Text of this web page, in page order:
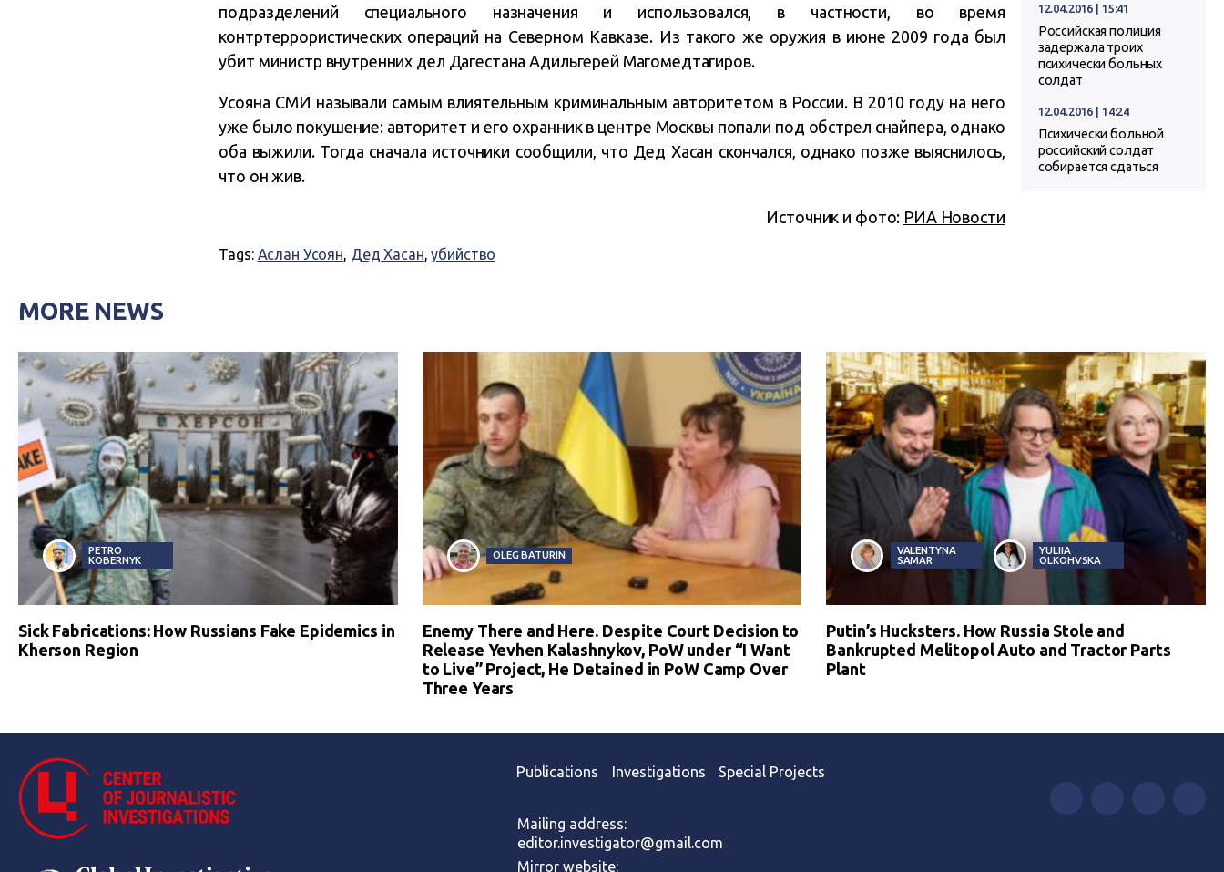
подразделений специального назначения и использовался, в частности, во время
контртеррористических операций на Северном Кавказе. Из такого же оружия в июне 2009 года был
убит министр внутренних дел Дагестана Адильгерей Магомедтагиров.
Усояна СМИ называли самым влиятельным криминальным авторитетом в России. В 2010 году на него
уже было покушение: авторитет и его охранник в центре Москвы попали под обстрел снайпера, однако
оба выжили. Тогда сначала источники сообщили, что Дед Хасан скончался, однако позже выяснилось,
что он жив.
Источник и фото: РИА Новости
Tags: Аслан Усоян Дед Хасан ,убийство
12.04.2016 | 15:41
Российская полиция
задержала троих
психически больных
солдат
12.04.2016 | 14:24
Психически больной
российский солдат
собирается сдаться
MORE NEWS
PETRO
KOBERNYK
Sick Fabrications: How Russians Fake Epidemics in
Kherson Region
OLEG BATURIN
Enemy There and Here. Despite Court Decision to
Release Yevhen Kalashnykov, PoW under “I Want
to Live” Project, He Detained in PoW Camp Over
Three Years
VALENTYNA
SAMAR
YULIIA
OLKOHVSKA
Putin’s Hucksters. How Russia Stole and
Bankrupted Melitopol Auto and Tractor Parts
Plant
Publications Investigations Special Projects
Mailing address:
editor.investigator@gmail.com
Mirror website: